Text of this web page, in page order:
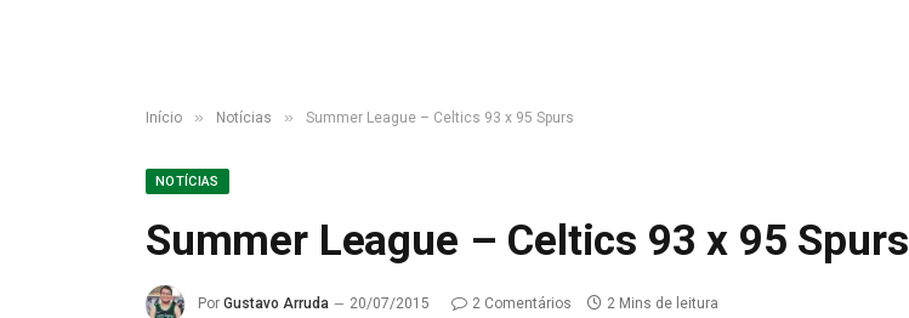
Início » Notícias » Summer League – Celtics 93 x 95 Spurs
NOTÍCIAS
Summer League – Celtics 93 x 95 Spurs
Por Gustavo Arruda 20/07/2015 2 Comentários 2 Mins de leitura